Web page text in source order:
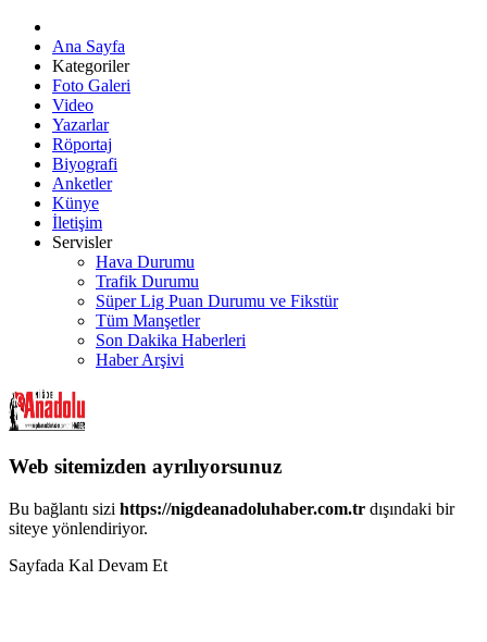
Ana Sayfa
Kategoriler
Foto Galeri
Video
Yazarlar
Röportaj
Biyografi
Anketler
Künye
İletişim
Servisler
Hava Durumu
Trafik Durumu
Süper Lig Puan Durumu ve Fikstür
Tüm Manşetler
Son Dakika Haberleri
Haber Arşivi
Web sitemizden ayrılıyorsunuz
Bu bağlantı sizi https://nigdeanadoluhaber.com.tr dışındaki bir
siteye yönlendiriyor.
Sayfada Kal Devam Et